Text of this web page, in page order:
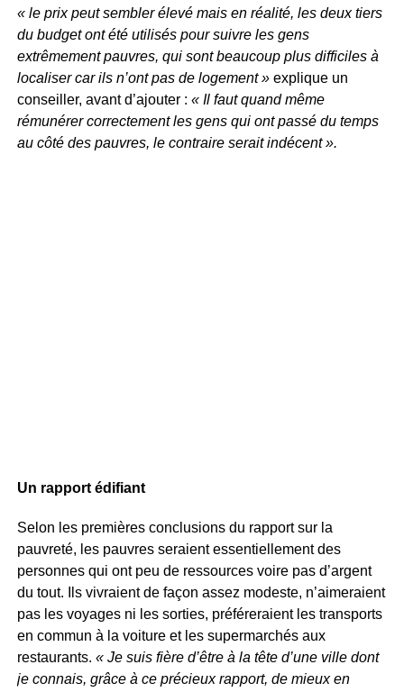
« le prix peut sembler élevé mais en réalité, les deux tiers
du budget ont été utilisés pour suivre les gens
extrêmement pauvres, qui sont beaucoup plus difficiles à
localiser car ils n’ont pas de logement »explique un
conseiller, avant d’ajouter : « Il faut quand même
rémunérer correctement les gens qui ont passé du temps
au côté des pauvres, le contraire serait indécent ».
Un rapport édifiant
Selon les premières conclusions du rapport sur la
pauvreté, les pauvres seraient essentiellement des
personnes qui ont peu de ressources voire pas d’argent
du tout. Ils vivraient de façon assez modeste, n’aimeraient
pas les voyages ni les sorties, préféreraient les transports
en commun à la voiture et les supermarchés aux
restaurants. « Je suis fière d’être à la tête d’une ville dont
je connais, grâce à ce précieux rapport, de mieux en